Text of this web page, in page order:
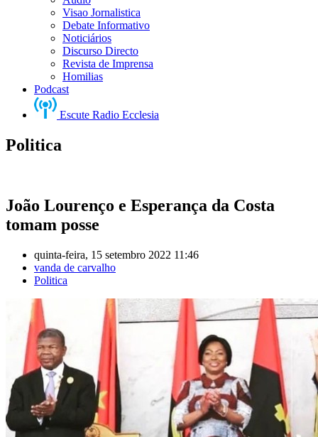
Visao Jornalistica
Debate Informativo
Noticiários
Discurso Directo
Revista de Imprensa
Homilias
Podcast
Escute Radio Ecclesia
Politica
João Lourenço e Esperança da Costa
tomam posse
quinta-feira, 15 setembro 2022 11:46
vanda de carvalho
Politica